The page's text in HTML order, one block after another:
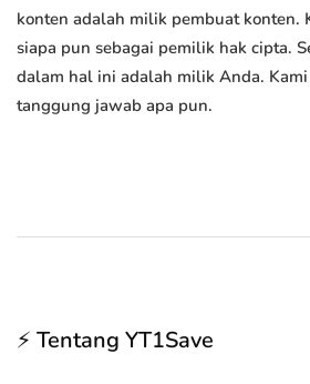
konten adalah milik pembuat konten.
siapa pun sebagai pemilik hak cipta.
dalam hal ini adalah milik Anda.
tanggung jawab apa pun.
⚡ Tentang YT1Save